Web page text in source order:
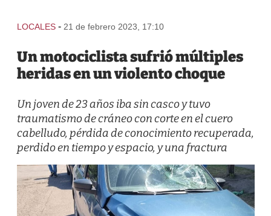
LOCALES - 21 de febrero 2023, 17:10
Un motociclista sufrió múltiples
heridas en un violento choque
Un joven de 23 años iba sin casco y tuvo
traumatismo de cráneo con corte en el cuero
cabelludo, pérdida de conocimiento recuperada,
perdido en tiempo y espacio, y una fractura